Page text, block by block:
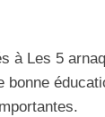
à Les 5